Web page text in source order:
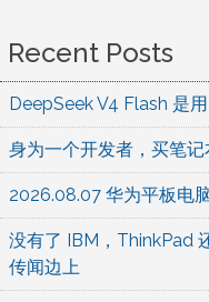
Recent Posts
DeepSeek V4 Flash 是
身为一个开发者，买笔记
2026.08.07 华为平板电
没有了 IBM，ThinkPad
传闻边上